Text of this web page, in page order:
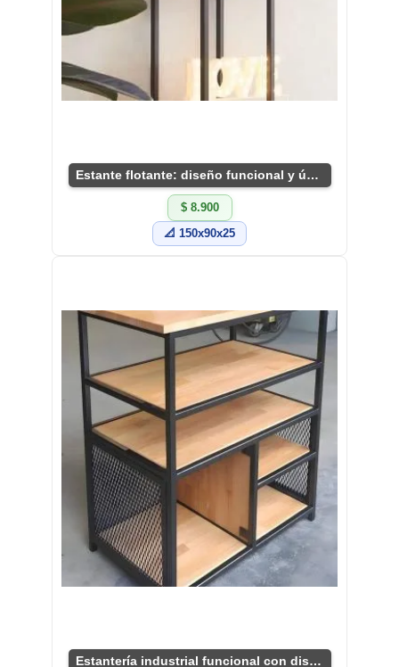
Estante flotante: diseño funcional y único
$ 8.900
📐 150x90x25
Estantería industrial funcional con diseño único.